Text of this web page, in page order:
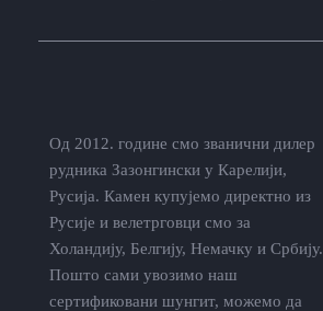
Од 2012. године смо званични дилер
рудника Зазонгински у Карелији,
Русија. Камен купујемо директно из
Русије и велетрговци смо за
Холандију, Белгију, Немачку и Србију.
Пошто сами увозимо наш
сертификовани шунгит, можемо да